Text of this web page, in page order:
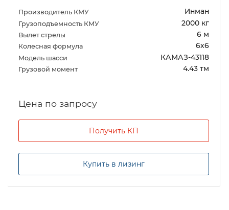
Производитель КМУ Инман
Грузоподъемность КМУ 2000 кг
Вылет стрелы 6 м
Колесная формула 6х6
Модель шасси КАМАЗ-43118
Грузовой момент 4.43 тм
Цена по запросу
Получить КП
Купить в лизинг